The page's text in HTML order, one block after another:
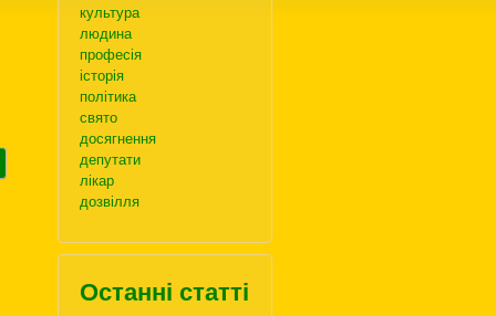
культура
людина
професія
історія
політика
свято
досягнення
депутати
лікар
дозвілля
Останні статті